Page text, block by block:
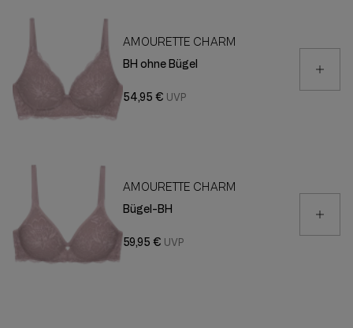
AMOURETTE CHARM
BH ohne Bügel
54,95 €
AMOURETTE CHARM
Bügel-BH
59,95 €